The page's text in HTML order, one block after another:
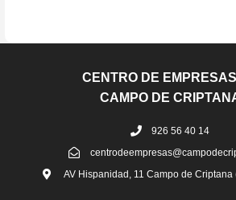
CENTRO DE
CAMPO DE
926 56 40 14
AV Hispanidad, 11 Campo de